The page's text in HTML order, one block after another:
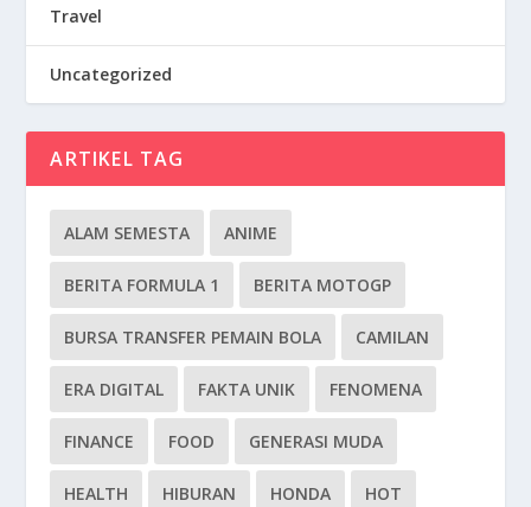
Travel
Uncategorized
ARTIKEL TAG
ALAM SEMESTA ANIME
BERITA FORMULA 1 BERITA MOTOGP
BURSA TRANSFER PEMAIN BOLA CAMILAN
ERA DIGITAL FAKTA UNIK FENOMENA
FINANCE FOOD GENERASI MUDA
HEALTH HIBURAN HONDA HOT